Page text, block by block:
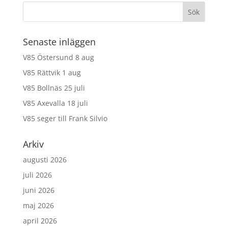
Senaste inläggen
V85 Östersund 8 aug
V85 Rättvik 1 aug
V85 Bollnäs 25 juli
V85 Axevalla 18 juli
V85 seger till Frank Silvio
Arkiv
augusti 2026
juli 2026
juni 2026
maj 2026
april 2026